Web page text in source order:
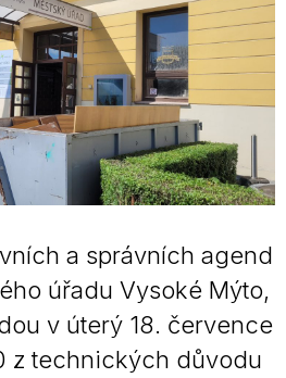
a správních agend
úřadu Vysoké Mýto,
v úterý 18. července
z technických důvodu